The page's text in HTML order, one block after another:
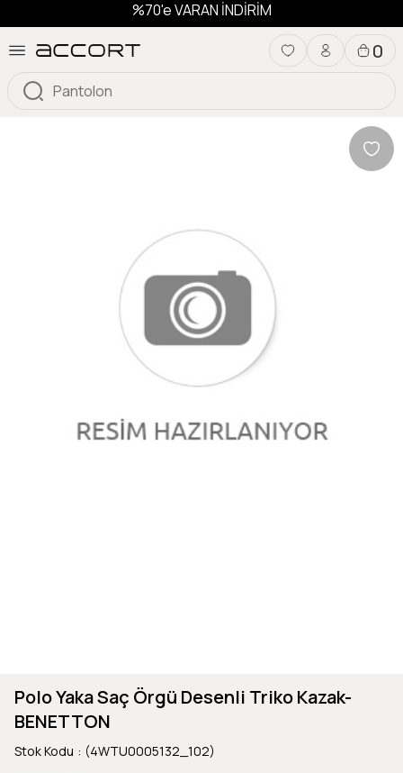
%70'e VARAN İNDİRİM
0
Polo Yaka Saç Örgü Desenli Triko Kazak-
BENETTON
Stok Kodu (4WTU0005132_102)